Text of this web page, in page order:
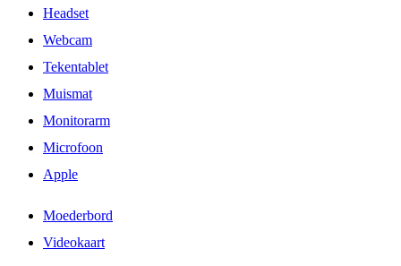
Headset
Webcam
Tekentablet
Muismat
Monitorarm
Microfoon
Apple
Moederbord
Videokaart